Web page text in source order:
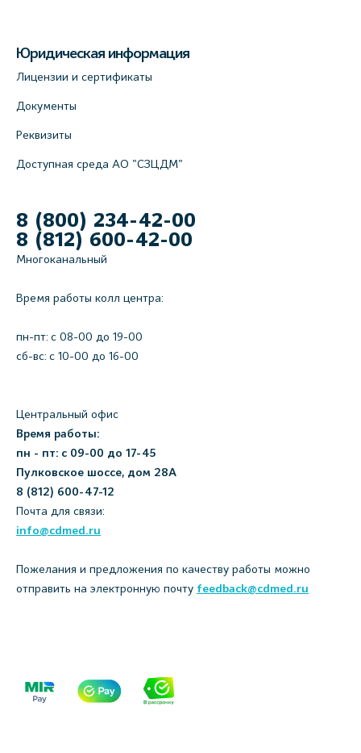
Юридическая информация
Лицензии и сертификаты
Документы
Реквизиты
Доступная среда АО "СЗЦДМ"
8 (800) 234-42-00
8 (812) 600-42-00
Многоканальный
Время работы колл центра:
пн-пт: c 08-00 до 19-00
сб-вс: с 10-00 до 16-00
Центральный офис
Время работы:
пн - пт: с 09-00 до 17-45
Пулковское шоссе, дом 28А
8 (812) 600-47-12
Почта для связи:
info@cdmed.ru
Пожелания и предложения по качеству работы можно
отправить на электронную почту feedback@cdmed.ru